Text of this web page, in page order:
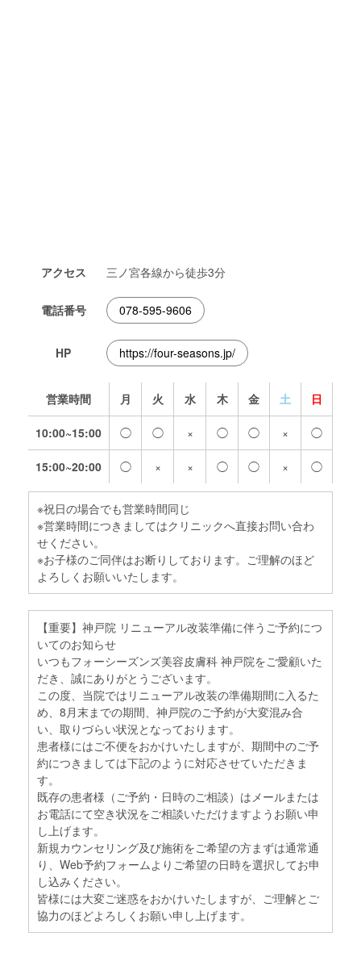
アクセス 三ノ宮各線から徒歩3分
電話番号 078-595-9606
HP https://four-seasons.jp/
営業時間 月 火 水 木 金 土 日
10:00~15:00 ◯ ◯ × ◯ ◯ × ◯
15:00~20:00 ◯ × × ◯ ◯ × ◯
※祝日の場合でも営業時間同じ
※営業時間につきましてはクリニックへ直接お問い合わ
せください。
※お子様のご同伴はお断りしております。ご理解のほど
よろしくお願いいたします。
【重要】神戸院 リニューアル改装準備に伴うご予約につ
いてのお知らせ
いつもフォーシーズンズ美容皮膚科 神戸院をご愛顧いた
だき、誠にありがとうございます。
この度、当院ではリニューアル改装の準備期間に入るた
め、8月末までの期間、神戸院のご予約が大変混み合
い、取りづらい状況となっております。
患者様にはご不便をおかけいたしますが、期間中のご予
約につきましては下記のように対応させていただきま
す。
既存の患者様（ご予約・日時のご相談）はメールまたは
お電話にて空き状況をご相談いただけますようお願い申
し上げます。
新規カウンセリング及び施術をご希望の方まずは通常通
り、Web予約フォームよりご希望の日時を選択してお申
し込みください。
皆様には大変ご迷惑をおかけいたしますが、ご理解とご
協力のほどよろしくお願い申し上げます。